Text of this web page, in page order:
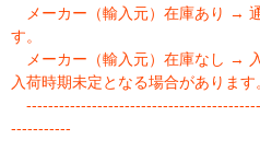
メーカー（輸入元）在庫あり →
す。
メーカー（輸入元）在庫なし →
入荷時期未定となる場合があります
-----------